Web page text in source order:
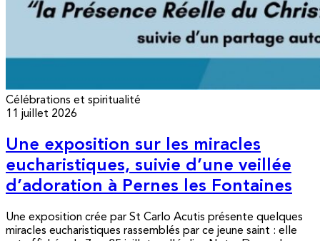
Célébrations et spiritualité
11 juillet 2026
Une exposition sur les miracles
eucharistiques, suivie d’une veillée
d’adoration à Pernes les Fontaines
Une exposition crée par St Carlo Acutis présente quelques
miracles eucharistiques rassemblés par ce jeune saint : elle